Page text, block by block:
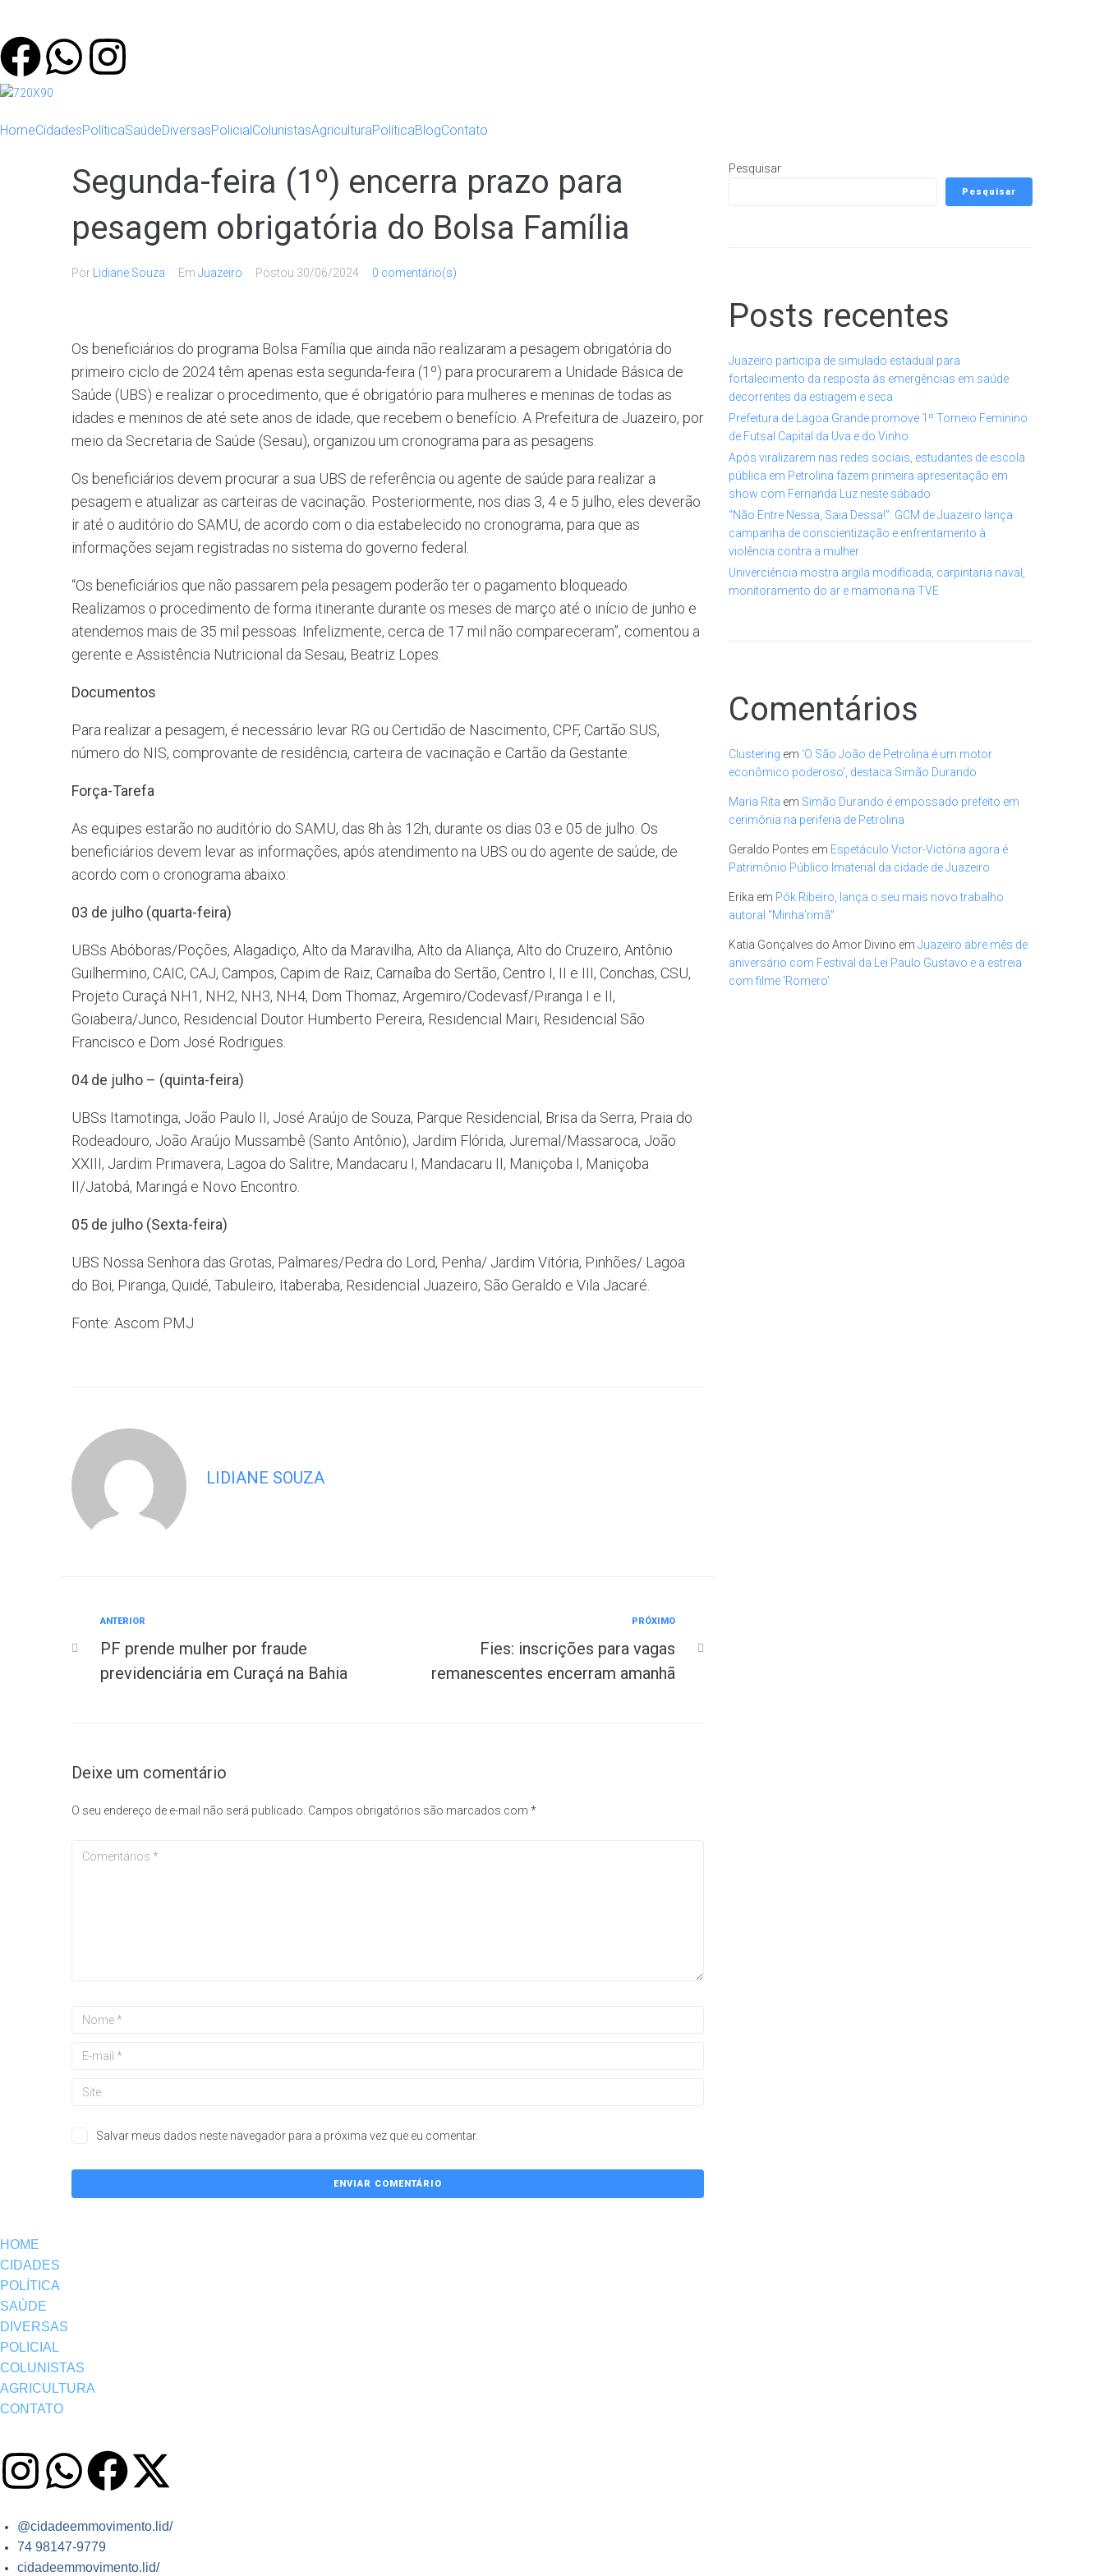
HomeCidadesPolíticaSaúdeDiversasPolicialColunistasAgriculturaPolíticaBlogContato
Segunda-feira (1º) encerra prazo para
pesagem obrigatória do Bolsa Família
Por Lidiane Souza Em Juazeiro Postou 30/06/2024 0 comentário(s)
Os beneficiários do programa Bolsa Família que ainda não realizaram a pesagem obrigatória do
primeiro ciclo de 2024 têm apenas esta segunda-feira (1º) para procurarem a Unidade Básica de
Saúde (UBS) e realizar o procedimento, que é obrigatório para mulheres e meninas de todas as
idades e meninos de até sete anos de idade, que recebem o benefício. A Prefeitura de Juazeiro, por
meio da Secretaria de Saúde (Sesau), organizou um cronograma para as pesagens.
Os beneficiários devem procurar a sua UBS de referência ou agente de saúde para realizar a
pesagem e atualizar as carteiras de vacinação. Posteriormente, nos dias 3, 4 e 5 julho, eles deverão
ir até o auditório do SAMU, de acordo com o dia estabelecido no cronograma, para que as
informações sejam registradas no sistema do governo federal.
“Os beneficiários que não passarem pela pesagem poderão ter o pagamento bloqueado.
Realizamos o procedimento de forma itinerante durante os meses de março até o início de junho e
atendemos mais de 35 mil pessoas. Infelizmente, cerca de 17 mil não compareceram”, comentou a
gerente e Assistência Nutricional da Sesau, Beatriz Lopes.
Documentos
Para realizar a pesagem, é necessário levar RG ou Certidão de Nascimento, CPF, Cartão SUS,
número do NIS, comprovante de residência, carteira de vacinação e Cartão da Gestante.
Força-Tarefa
As equipes estarão no auditório do SAMU, das 8h às 12h, durante os dias 03 e 05 de julho. Os
beneficiários devem levar as informações, após atendimento na UBS ou do agente de saúde, de
acordo com o cronograma abaixo:
03 de julho (quarta-feira)
UBSs Abóboras/Poções, Alagadiço, Alto da Maravilha, Alto da Aliança, Alto do Cruzeiro, Antônio
Guilhermino, CAIC, CAJ, Campos, Capim de Raiz, Carnaíba do Sertão, Centro I, II e III, Conchas, CSU,
Projeto Curaçá NH1, NH2, NH3, NH4, Dom Thomaz, Argemiro/Codevasf/Piranga I e II,
Goiabeira/Junco, Residencial Doutor Humberto Pereira, Residencial Mairi, Residencial São
Francisco e Dom José Rodrigues.
04 de julho – (quinta-feira)
UBSs Itamotinga, João Paulo II, José Araújo de Souza, Parque Residencial, Brisa da Serra, Praia do
Rodeadouro, João Araújo Mussambê (Santo Antônio), Jardim Flórida, Juremal/Massaroca, João
XXIII, Jardim Primavera, Lagoa do Salitre, Mandacaru I, Mandacaru II, Maniçoba I, Maniçoba
II/Jatobá, Maringá e Novo Encontro.
05 de julho (Sexta-feira)
UBS Nossa Senhora das Grotas, Palmares/Pedra do Lord, Penha/ Jardim Vitória, Pinhões/ Lagoa
do Boi, Piranga, Quidé, Tabuleiro, Itaberaba, Residencial Juazeiro, São Geraldo e Vila Jacaré.
Fonte: Ascom PMJ
LIDIANE SOUZA
ANTERIOR
PF prende mulher por fraude
previdenciária em Curaçá na Bahia
PRÓXIMO
Fies: inscrições para vagas
remanescentes encerram amanhã
Deixe um comentário
O seu endereço de e-mail não será publicado. Campos obrigatórios são marcados com *
Salvar meus dados neste navegador para a próxima vez que eu comentar.
Pesquisar
Pesquisar
Posts recentes
Juazeiro participa de simulado estadual para
fortalecimento da resposta às emergências em saúde
decorrentes da estiagem e seca
Prefeitura de Lagoa Grande promove 1º Torneio Feminino
de Futsal Capital da Uva e do Vinho
Após viralizarem nas redes sociais, estudantes de escola
pública em Petrolina fazem primeira apresentação em
show com Fernanda Luz neste sábado
“Não Entre Nessa, Saia Dessa!”: GCM de Juazeiro lança
campanha de conscientização e enfrentamento à
violência contra a mulher
Univerciência mostra argila modificada, carpintaria naval,
monitoramento do ar e mamona na TVE
Comentários
Clustering em ‘O São João de Petrolina é um motor
econômico poderoso’, destaca Simão Durando
Maria Rita em Simão Durando é empossado prefeito em
cerimônia na periferia de Petrolina
Geraldo Pontes em Espetáculo Victor-Victória agora é
Patrimônio Público Imaterial da cidade de Juazeiro
Erika em Pók Ribeiro, lança o seu mais novo trabalho
autoral “Minha’rimã”
Katia Gonçalves do Amor Divino em Juazeiro abre mês de
aniversário com Festival da Lei Paulo Gustavo e a estreia
com filme ‘Romero’
HOME
CIDADES
POLÍTICA
SAÚDE
DIVERSAS
POLICIAL
COLUNISTAS
AGRICULTURA
CONTATO
@cidadeemmovimento.lid/
74 98147-9779
cidadeemmovimento.lid/